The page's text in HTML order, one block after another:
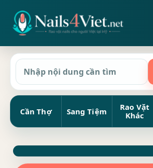
Cần Thợ Sang Tiệm
Rao Vặt
Khác